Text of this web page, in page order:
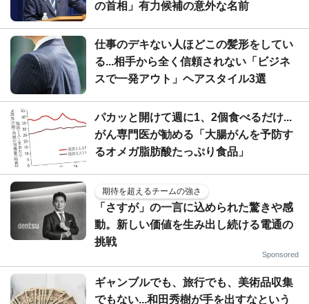
の首相」有力候補の意外な名前
仕事のデキない人ほどこの髪形をしてい
る...相手から全く信頼されない「ビジネ
スで一発アウト」ヘアスタイル3選
パカッと開けて週に1、2個食べるだけ...
がん専門医が勧める「大腸がんを予防す
るオメガ脂肪酸たっぷり食品」
期待を超えるチームの強さ
「さすが」の一言に込められた驚きや感
動。新しい価値を生み出し続ける電通の
挑戦
Sponsored
ギャンブルでも、旅行でも、美術品収集
でもない...和田秀樹が手を出すなという